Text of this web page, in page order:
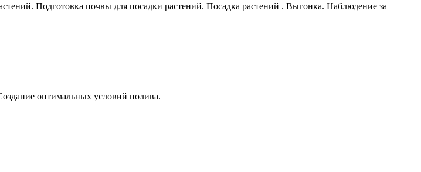
Подготовка почвы для посадки растений. Посадка растений . Выгонка. Наблюдение за
оптимальных условий полива.